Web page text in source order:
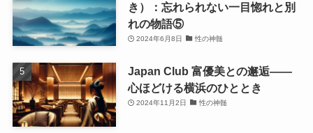
き）：忘れられない一目惚れと別
れの物語⑤
2024年6月8日 性の神髄
Japan Club 富優美との邂逅――
心ほどける横浜のひととき
2024年11月2日 性の神髄